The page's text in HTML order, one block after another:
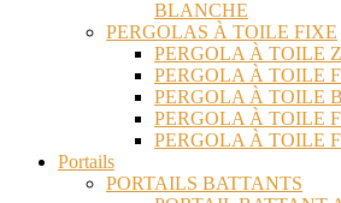
BLANCHE
PERGOLAS À TOILE FIXE
PERGOLA À TOILE
PERGOLA À TOILE
PERGOLA À TOILE
PERGOLA À TOILE
PERGOLA À TOILE
Portails
PORTAILS BATTANTS